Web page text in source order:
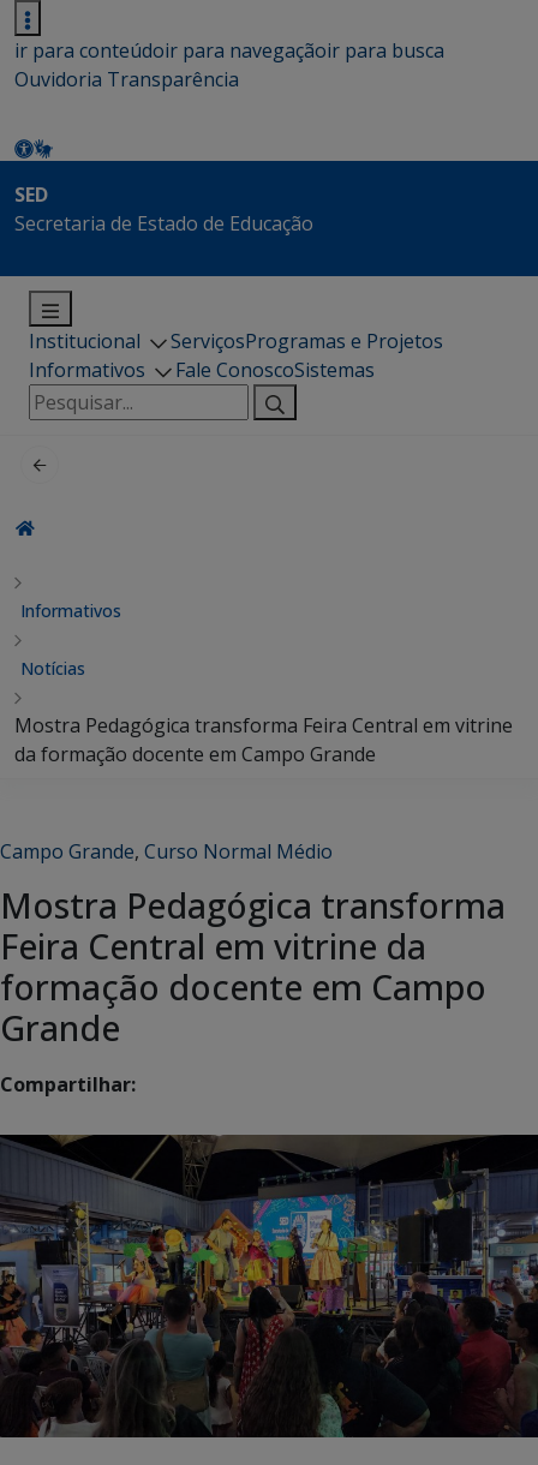
ir para conteúdoir para navegaçãoir para busca
Ouvidoria Transparência
SED
Secretaria de Estado de Educação
Institucional ServiçosProgramas e Projetos
Informativos
Fale ConoscoSistemas
Pesquisar
por:
Informativos
Notícias
Mostra Pedagógica transforma Feira Central em vitrine
da formação docente em Campo Grande
Campo Grande, Curso Normal Médio
Mostra Pedagógica transforma
Feira Central em vitrine da
formação docente em Campo
Grande
Compartilhar: